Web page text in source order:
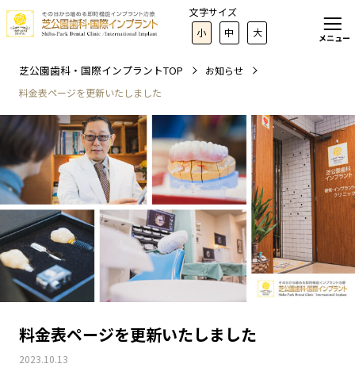
文字サイズ
小
中 大 メニュー
芝公園歯科・国際インプラントTOP
お知らせ
料金表ページを更新いたしました
料金表ページを更新いたしました
2023.10.13